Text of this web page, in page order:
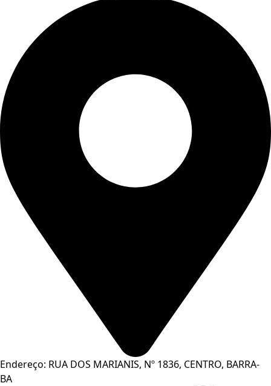
Endereço: RUA DOS MARIANIS, Nº 1836, CENTRO, BARRA-
BA